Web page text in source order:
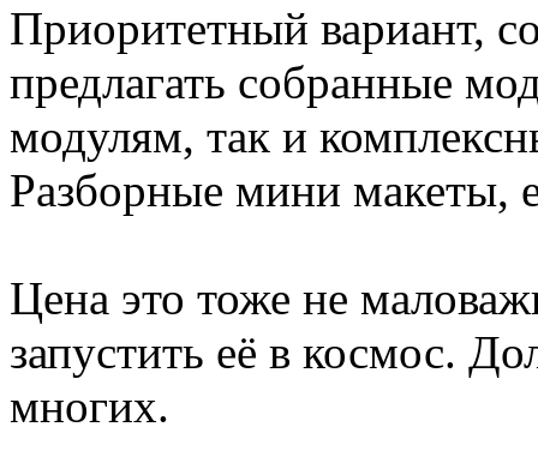
Приоритетный вариант,
предлагать собранные
модулям, так и
Разборные мини макеты,
Цена это тоже не
запустить её в космос.
многих.